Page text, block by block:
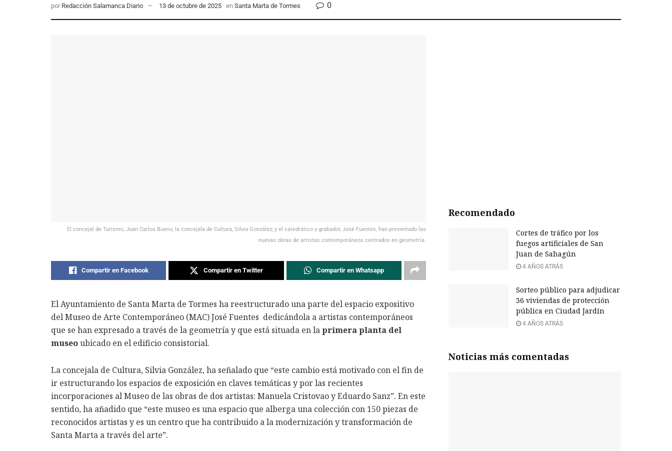
por Redacción Salamanca Diario 13 de octubre de 2025 en Santa Marta de Tormes 0
El concejal de Turismo, Juan Carlos Bueno; la concejala de Cultura, Silvia González; y el catedrático y grabador, José Fuentes, han presentado las
nuevas obras de artistas contemporáneos centrados en geometría.
Compartir en Facebook Compartir en Twitter Compartir en Whatsapp
El Ayuntamiento de Santa Marta de Tormes ha reestructurado una parte del espacio expositivo
del Museo de Arte Contemporáneo (MAC) José Fuentes dedicándola a artistas contemporáneos
que se han expresado a través de la geometría y que está situada en laprimera planta del
museoubicado en el edificio consistorial.
La concejala de Cultura, Silvia González, ha señalado que “este cambio está motivado con el fin de
ir estructurando los espacios de exposición en claves temáticas y por las recientes
incorporaciones al Museo de las obras de dos artistas: Manuela Cristovao y Eduardo Sanz”. En este
sentido, ha añadido que “este museo es una espacio que alberga una colección con 150 piezas de
reconocidos artistas y es un centro que ha contribuido a la modernización y transformación de
Santa Marta a través del arte”.
Recomendado
Cortes de tráfico por los
fuegos artificiales de San
Juan de Sahagún
4 AÑOS ATRÁS
Sorteo público para adjudicar
36 viviendas de protección
pública en Ciudad Jardín
4 AÑOS ATRÁS
Noticias más comentadas